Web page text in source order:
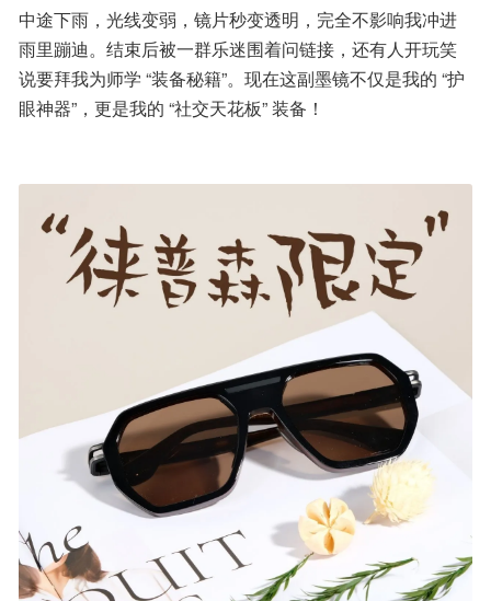
中途下雨，光线变弱，镜片秒变透明，完全不影响我冲进
雨里蹦迪。结束后被一群乐迷围着问链接，还有人开玩笑
说要拜我为师学 “装备秘籍”。现在这副墨镜不仅是我的 “护
眼神器”，更是我的 “社交天花板” 装备！